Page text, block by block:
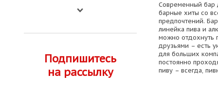
Подпишитесь
на рассылку
Современный бар
барные хиты со
предпочтений.
линейка пива и
можно отдохнуть
друзьями – есть
для больших
постоянно
пиву – всегда,